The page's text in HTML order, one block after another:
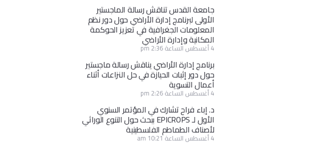
جامعة القدس تناقش رسالة الماجستير
الأولى لبرنامج إدارة الأراضي حول دور نظم
المعلومات الجغرافية في تعزيز الحوكمة
المكانية وإدارة الأراضي
4 أغسطس الساعة 2:36 pm
برنامج إدارة الأراضي يناقش رسالة ماجستير
حول دور إثبات الحيازة في حل النزاعات أثناء
أعمال التسوية
4 أغسطس الساعة 2:26 pm
د. إباء فراح تشارك في المؤتمر السنوي
الأول لـ EPICROPS ببحث حول التنوع الوراثي
لأصناف الطماطم الفلسطينية
4 أغسطس الساعة 10:21 am